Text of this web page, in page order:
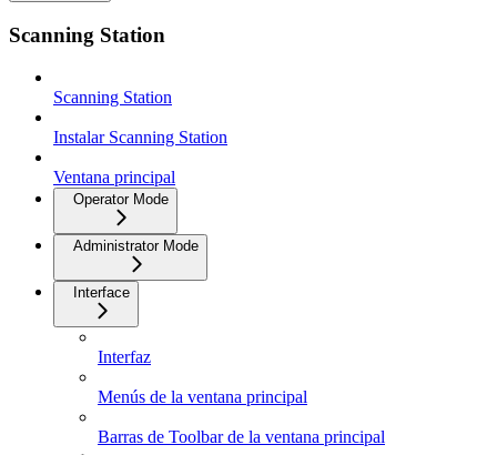
Scanning Station
Scanning Station
Instalar Scanning Station
Ventana principal
Operator Mode
Administrator Mode
Interface
Interfaz
Menús de la ventana principal
Barras de Toolbar de la ventana principal